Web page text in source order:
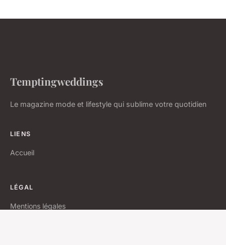
Temptingweddings
Le magazine mode et lifestyle qui sublime votre quotidien
LIENS
Accueil
LÉGAL
Mentions légales